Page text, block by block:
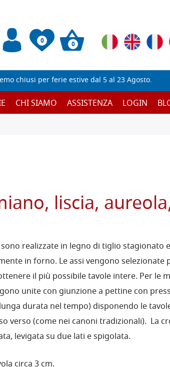
0 0
chiusi per ferie estive dal 5 al 23 Agosto.
CHI SIAMO ASSISTENZA LOGIN
liscia,
realizzate in legno di tiglio stagionato
in forno. Le assi vengono selezionate
il più possibile tavole intere. Per le
unite con giunzione a pettine con
durata nel tempo) disponendo le
verso (come nei canoni tradizionali). La
levigata su due lati e spigolata.